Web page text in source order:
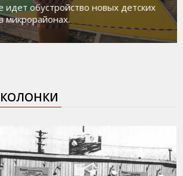
обустройство новых детских